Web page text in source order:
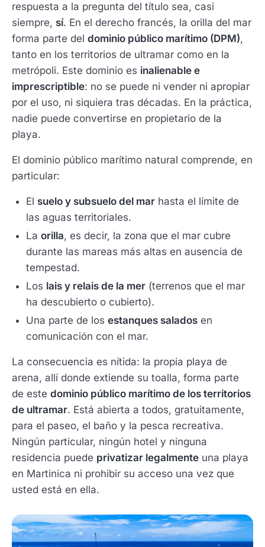
respuesta a la pregunta del título sea, casi
siempre, sí. En el derecho francés, la orilla del mar
forma parte del dominio público marítimo (DPM),
tanto en los territorios de ultramar como en la
metrópoli. Este dominio es inalienable e
imprescriptible: no se puede ni vender ni apropiar
por el uso, ni siquiera tras décadas. En la práctica,
nadie puede convertirse en propietario de la
playa.
El dominio público marítimo natural comprende, en
particular:
El suelo y subsuelo del mar hasta el límite de
las aguas territoriales.
La orilla, es decir, la zona que el mar cubre
durante las mareas más altas en ausencia de
tempestad.
Los lais y relais de la mer (terrenos que el mar
ha descubierto o cubierto).
Una parte de los estanques salados en
comunicación con el mar.
La consecuencia es nítida: la propia playa de
arena, allí donde extiende su toalla, forma parte
de este dominio público marítimo de los territorios
de ultramar. Está abierta a todos, gratuitamente,
para el paseo, el baño y la pesca recreativa.
Ningún particular, ningún hotel y ninguna
residencia puede privatizar legalmente una playa
en Martinica ni prohibir su acceso una vez que
usted está en ella.